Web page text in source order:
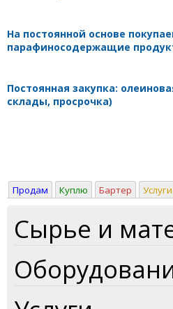
На постоянной основе
парафиносодержащие
Постоянная закупка:
склады, просрочка)
Продам Куплю Бартер Услуги
Сырье и